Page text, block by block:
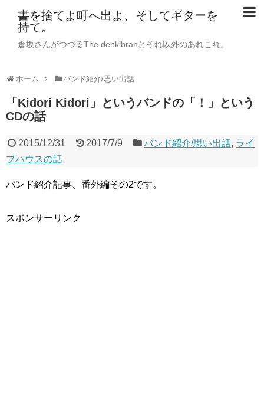
書を捨てよ町へ出よ、そしてギターを
持て。
倉坂さんがつづるThe denkibranとそれ以外のあれこれ。
ホーム バンド紹介/思い出話
「Kidori Kidori」というバンドの「！」という
CDの話
2015/12/31 2017/7/9 バンド紹介/思い出話, ライ
ブハウスの話
バンド紹介記事、番外編その2です。
スポンサーリンク